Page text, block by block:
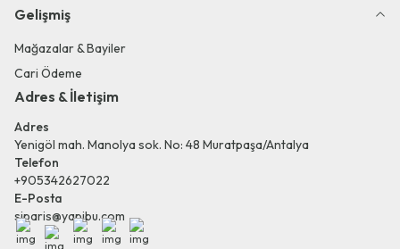
Gelişmiş
Mağazalar & Bayiler
Cari Ödeme
Adres & İletişim
Adres
Yenigöl mah. Manolya sok. No: 48 Muratpaşa/Antalya
Telefon
+905342627022
E-Posta
siparis@yapibu.com